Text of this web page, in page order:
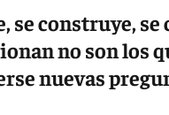
construye, se
no son los
nuevas